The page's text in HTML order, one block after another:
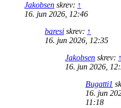
Jakobsen skrev: ↑
16. jun 2026, 12:46
baresi skrev: ↑
16. jun 2026, 12:35
Jakobsen skrev: ↑
16. jun 2026,
Bugatti1
16. jun
11:18